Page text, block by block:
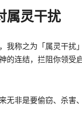
属灵干扰
我称之为「属灵干扰
的连结，拦阻你领受
无非是要偷窃、杀害